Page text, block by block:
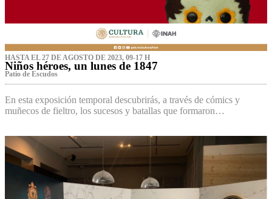
HASTA EL 27 DE AGOSTO DE 2023, 09-17 H
Niños héroes, un lunes de 1847
Patio de Escudos
En esta exposición temporal descubrirás, a través de cómics y
muñecos de fieltro, los sucesos y batallas que formaron…